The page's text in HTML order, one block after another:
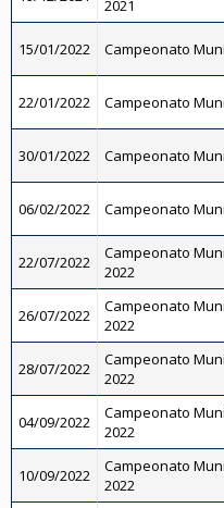
2021
15/01/2022 Campeonato
22/01/2022 Campeonato
30/01/2022 Campeonato
06/02/2022 Campeonato
22/07/2022
Campeonato
2022
26/07/2022
Campeonato
2022
28/07/2022
Campeonato
2022
04/09/2022
Campeonato
2022
10/09/2022
Campeonato
2022